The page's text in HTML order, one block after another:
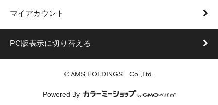
マイアカウント
PC版表示に切り替える
© AMS HOLDINGS Co.,Ltd.
Powered By